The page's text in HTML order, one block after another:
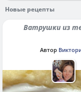
Новые рецепты
Ватрушки из
Автор